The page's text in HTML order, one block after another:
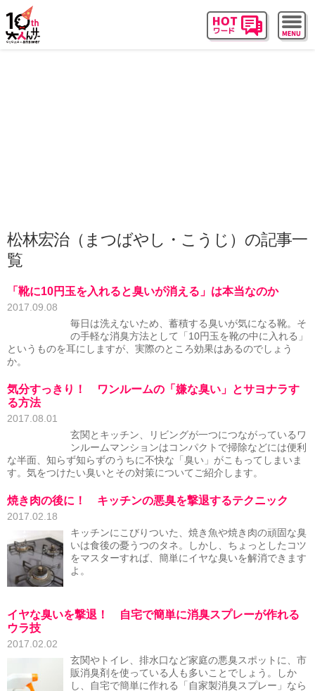
松林宏治（まつばやし・こうじ）の記事一
覧
「靴に10円玉を入れると臭いが消える」は本当なのか
2017.09.08
毎日は洗えないため、蓄積する臭いが気になる靴。そ
の手軽な消臭方法として「10円玉を靴の中に入れる」
というものを耳にしますが、実際のところ効果はあるのでしょう
か。
気分すっきり！ ワンルームの「嫌な臭い」とサヨナラす
る方法
2017.08.01
玄関とキッチン、リビングが一つにつながっているワ
ンルームマンションはコンパクトで掃除などには便利
な半面、知らず知らずのうちに不快な「臭い」がこもってしまいま
す。気をつけたい臭いとその対策についてご紹介します。
焼き肉の後に！ キッチンの悪臭を撃退するテクニック
2017.02.18
キッチンにこびりついた、焼き魚や焼き肉の頑固な臭
いは食後の憂うつのタネ。しかし、ちょっとしたコツ
をマスターすれば、簡単にイヤな臭いを解消できます
よ。
イヤな臭いを撃退！ 自宅で簡単に消臭スプレーが作れる
ウラ技
2017.02.02
玄関やトイレ、排水口など家庭の悪臭スポットに、市
販消臭剤を使っている人も多いことでしょう。しか
し、自宅で簡単に作れる「自家製消臭スプレー」なら